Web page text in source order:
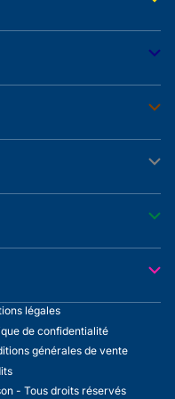
légales
de confidentialité
générales de vente
- Tous droits réservés